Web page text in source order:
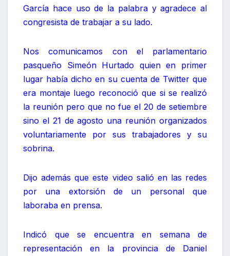
García hace uso de la palabra y agradece al
congresista de trabajar a su lado.
Nos comunicamos con el parlamentario
pasqueño Simeón Hurtado quien en primer
lugar había dicho en su cuenta de Twitter que
era montaje luego reconoció que si se realizó
la reunión pero que no fue el 20 de setiembre
sino el 21 de agosto una reunión organizados
voluntariamente por sus trabajadores y su
sobrina.
Dijo además que este video salió en las redes
por una extorsión de un personal que
laboraba en prensa.
Indicó que se encuentra en semana de
representación en la provincia de Daniel